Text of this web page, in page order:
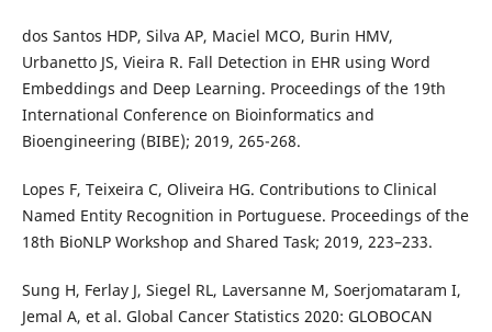
dos Santos HDP, Silva AP, Maciel MCO, Burin HMV,
Urbanetto JS, Vieira R. Fall Detection in EHR using Word
Embeddings and Deep Learning. Proceedings of the 19th
International Conference on Bioinformatics and
Bioengineering (BIBE); 2019, 265-268.
Lopes F, Teixeira C, Oliveira HG. Contributions to Clinical
Named Entity Recognition in Portuguese. Proceedings of the
18th BioNLP Workshop and Shared Task; 2019, 223–233.
Sung H, Ferlay J, Siegel RL, Laversanne M, Soerjomataram I,
Jemal A, et al. Global Cancer Statistics 2020: GLOBOCAN